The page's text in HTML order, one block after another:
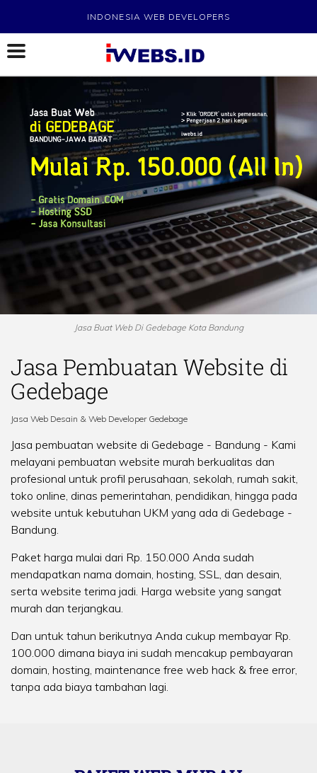
INDONESIA WEB DEVELOPERS
Jasa Buat Web Di Gedebage Kota Bandung
Jasa Pembuatan Website di
Gedebage
Jasa Web Desain & Web Developer Gedebage
Jasa pembuatan website di Gedebage - Bandung - Kami
melayani pembuatan website murah berkualitas dan
profesional untuk profil perusahaan, sekolah, rumah sakit,
toko online, dinas pemerintahan, pendidikan, hingga pada
website untuk kebutuhan UKM yang ada di Gedebage -
Bandung.
Paket harga mulai dari Rp. 150.000 Anda sudah
mendapatkan nama domain, hosting, SSL, dan desain,
serta website terima jadi. Harga website yang sangat
murah dan terjangkau.
Dan untuk tahun berikutnya Anda cukup membayar Rp.
100.000 dimana biaya ini sudah mencakup pembayaran
domain, hosting, maintenance free web hack & free error,
tanpa ada biaya tambahan lagi.